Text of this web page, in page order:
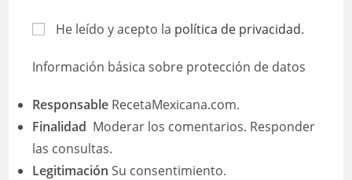
He leído y acepto la política de privacidad.
Información básica sobre protección de datos
Responsable RecetaMexicana.com.
Finalidad Moderar los comentarios. Responder
las consultas.
Legitimación Su consentimiento.